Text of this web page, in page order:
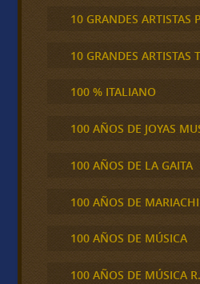
10 GRANDES ARTISTAS
10 GRANDES ARTISTAS
100 % ITALIANO
100 AÑOS DE JOYAS
100 AÑOS DE LA GAITA
100 AÑOS DE MARIACHI
100 AÑOS DE MÚSICA
100 AÑOS DE MÚSICA